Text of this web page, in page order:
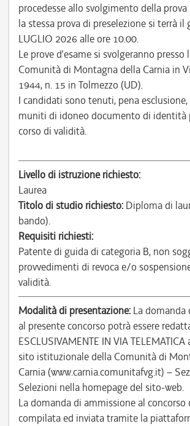
procedesse allo svolgimento della prova
la stessa prova di preselezione si terrà il
LUGLIO 2026 alle ore 10.00.
Le prove d’esame si svolgeranno presso
Comunità di Montagna della Carnia in
1944, n. 15 in Tolmezzo (UD).
I candidati sono tenuti, pena esclusione,
muniti di idoneo documento di identità
corso di validità.
Livello di istruzione richiesto:
Laurea
Titolo di studio richiesto: Diploma di
bando).
Requisiti richiesti:
Patente di guida di categoria B, non
provvedimenti di revoca e/o
validità.
Modalità di presentazione: La domanda
al presente concorso potrà essere
ESCLUSIVAMENTE IN VIA
sito istituzionale della Comunità di
Carnia (www.carnia.comunitafvg.it) –
Selezioni nella homepage del sito-web.
La domanda di ammissione al concorso
compilata ed inviata tramite la